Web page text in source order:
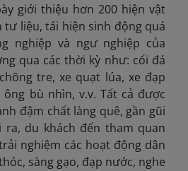
giới thiệu hơn 200 hiện vật
tư liệu, tái hiện sinh động quá
nghiệp và ngư nghiệp của
qua các thời kỳ như: cối đá
tre, xe quạt lúa, xe đạp
bù nhìn, v.v. Tất cả được
đậm chất làng quê, gần gũi
ra, du khách đến tham quan
nghiệm các hoạt động dân
sàng gạo, đạp nước, nghe